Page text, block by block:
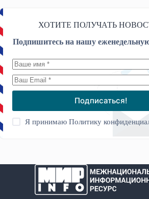
ХОТИТЕ ПОЛУЧАТЬ
Подпишитесь на нашу
Подписаться!
Я принимаюПолитику